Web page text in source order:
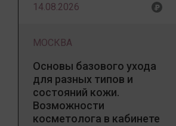
14.08.2026
МОСКВА
Основы базового ухода
для разных типов и
состояний кожи.
Возможности
косметолога в кабинете